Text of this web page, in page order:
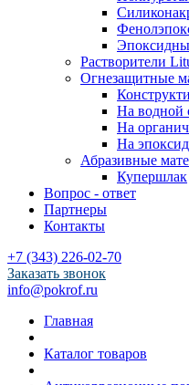
Растворители
Огнезащитные
На водной
На
На
Абразивные
Купершлак
Вопрос - ответ
Партнеры
Контакты
+7 (343) 226-02-70
Заказать звонок
info@pokrof.ru
Главная
Каталог товаров